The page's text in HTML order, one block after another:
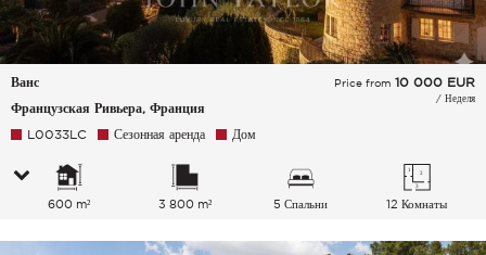
Ванс
Французская Ривьера, Франция
Price from 10 000 EUR
/ Неделя
L0033LC Сезонная аренда Дом
600 m² 3 800 m² 5 Спальни 12 Комнаты